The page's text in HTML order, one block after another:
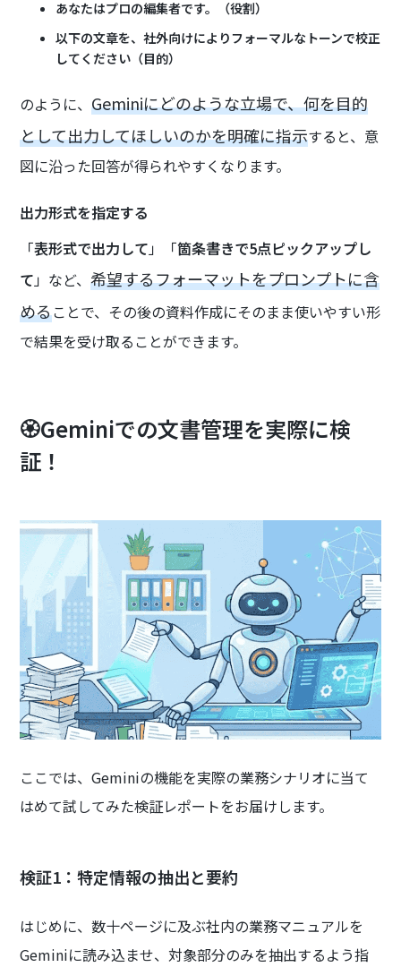
あなたはプロの編集者です。（役割）
以下の文章を、社外向けによりフォーマルなトーンで校正
してください（目的）
のように、Geminiにどのような立場で、何を目的
として出力してほしいのかを明確に指示すると、意
図に沿った回答が得られやすくなります。
出力形式を指定する
「表形式で出力して」「箇条書きで5点ピックアップし
て」など、希望するフォーマットをプロンプトに含
めることで、その後の資料作成にそのまま使いやすい形
で結果を受け取ることができます。
🏵️Geminiでの文書管理を実際に検
証！
ここでは、Geminiの機能を実際の業務シナリオに当て
はめて試してみた検証レポートをお届けします。
検証1：特定情報の抽出と要約
はじめに、数十ページに及ぶ社内の業務マニュアルを
Geminiに読み込ませ、対象部分のみを抽出するよう指